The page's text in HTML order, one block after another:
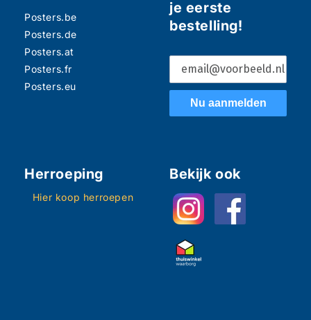
Posters.be
Posters.de
Posters.at
Posters.fr
Posters.eu
je eerste
bestelling!
Nu aanmelden
Herroeping
Hier koop herroepen
Bekijk ook